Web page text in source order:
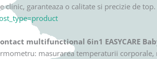
clinic, garanteaza o calitate si precizie de
multifunctional 6in1 EASYCARE
masurarea temperaturii